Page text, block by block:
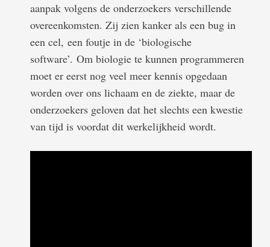
aanpak volgens de onderzoekers verschillende
overeenkomsten. Zij zien kanker als een bug in
een cel, een foutje in de ‘biologische
software’. Om biologie te kunnen programmeren
moet er eerst nog veel meer kennis opgedaan
worden over ons lichaam en de ziekte, maar de
onderzoekers geloven dat het slechts een kwestie
van tijd is voordat dit werkelijkheid wordt.